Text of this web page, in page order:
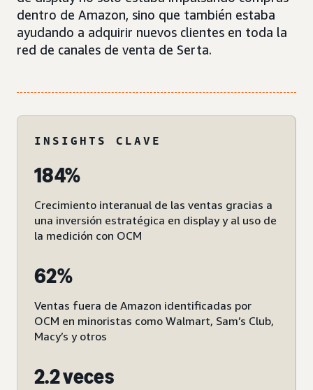
dentro de Amazon, sino que también estaba
ayudando a adquirir nuevos clientes en toda la
red de canales de venta de Serta.
INSIGHTS CLAVE
184%
Crecimiento interanual de las ventas gracias a
una inversión estratégica en display y al uso de
la medición con OCM
62%
Ventas fuera de Amazon identificadas por
OCM en minoristas como Walmart, Sam’s Club,
Macy’s y otros
2.2 veces